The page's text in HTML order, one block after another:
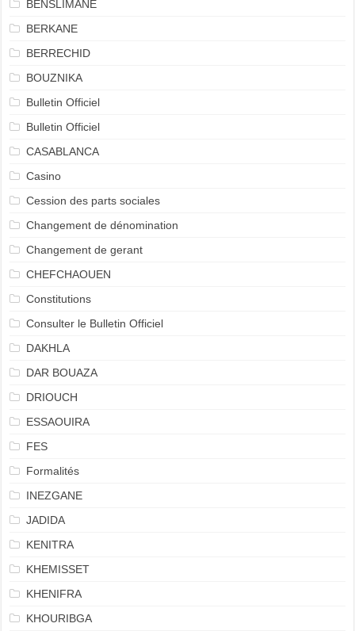
BENSLIMANE
BERKANE
BERRECHID
BOUZNIKA
Bulletin Officiel
Bulletin Officiel
CASABLANCA
Casino
Cession des parts sociales
Changement de dénomination
Changement de gerant
CHEFCHAOUEN
Constitutions
Consulter le Bulletin Officiel
DAKHLA
DAR BOUAZA
DRIOUCH
ESSAOUIRA
FES
Formalités
INEZGANE
JADIDA
KENITRA
KHEMISSET
KHENIFRA
KHOURIBGA